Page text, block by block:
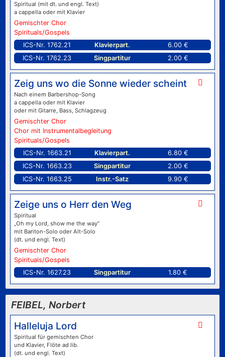
Spiritual (mit dt. und engl. Text)
a cappella oder mit Klavier
Gemischter Chor
Spirituals/Gospels
ICS-Nr. 1762.21
Klavierpart.
6.00 €
ICS-Nr. 1762.23
Singpartitur 2.00 €
Zeig uns wo die Sonne wieder scheint
Nach einem Barbershop-Song
a cappella oder mit Klavier
oder mit Gitarre, Bass, Schlagzeug
Gemischter Chor
Chor mit Instrumentalbegleitung
Spirituals/Gospels
ICS-Nr. 1663.21
Klavierpart.
6.80 €
ICS-Nr. 1663.23
Singpartitur
2.00 €
ICS-Nr. 1663.25
Instr.-Satz 9.90 €
Zeige uns o Herr den Weg
Spiritual
„Oh my Lord, show me the way“
mit Bariton-Solo oder Alt-Solo
(dt. und engl. Text)
Gemischter Chor
Spirituals/Gospels
ICS-Nr. 1627.23
Singpartitur 1.80 €
FEIBEL, Norbert
Halleluja Lord
Spiritual für gemischten Chor
und Klavier, Flöte ad lib.
(dt. und engl. Text)